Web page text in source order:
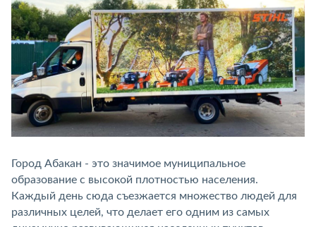
Город Абакан - это значимое муниципальное
образование с высокой плотностью населения.
Каждый день сюда съезжается множество людей для
различных целей, что делает его одним из самых